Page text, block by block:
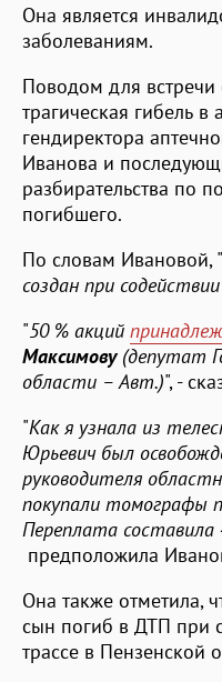
Она является
заболеваниям.
Поводом для встречи
трагическая гибель в
гендиректора
Иванова и
разбирательства по
погибшего.
По словам Ивановой, "
создан при
"50 % акций
Максимову(депутат
области – Авт.)", -
"Как я узнала из
Юрьевич был
руководителя
покупали томографы
Переплата составила
предположила
Она также отметила,
сын погиб в ДТП при
трассе в Пензенской